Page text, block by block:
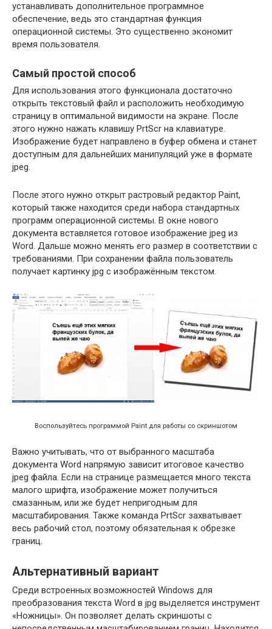
устанавливать дополнительное программное
обеспечение, ведь это стандартная функция
операционной системы. Это существенно экономит
время пользователя.
Самый простой способ
Для использования этого функционала достаточно
открыть текстовый файл и расположить необходимую
страницу в оптимальной видимости на экране. После
этого нужно нажать клавишу PrtScr на клавиатуре.
Изображение будет направлено в буфер обмена и станет
доступным для дальнейших манипуляций уже в формате
jpeg.
После этого нужно открыт растровый редактор Paint,
который также находится среди набора стандартных
программ операционной системы. В окне нового
документа вставляется готовое изображение jpeg из
Word. Дальше можно менять его размер в соответствии с
требованиями. При сохранении файла пользователь
получает картинку jpg с изображённым текстом.
Воспользуйтесь программой Paint для работы со скриншотом
Важно учитывать, что от выбранного масштаба
документа Word напрямую зависит итоговое качество
jpeg файла. Если на странице размещается много текста
малого шрифта, изображение может получиться
смазанным, или же будет непригодным для
масштабирования. Также команда PrtScr захватывает
весь рабочий стол, поэтому обязательная к обрезке
границ.
Альтернативный вариант
Среди встроенных возможностей Windows для
преобразования текста Word в jpg выделяется инструмент
«Ножницы». Он позволяет делать скриншоты с